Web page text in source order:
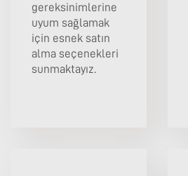
gereksinimlerine
uyum sağlamak
için esnek satın
alma seçenekleri
sunmaktayız.